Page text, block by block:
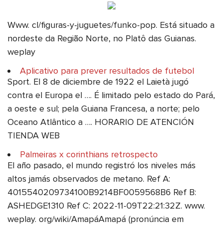
Www. cl/figuras-y-juguetes/funko-pop. Está situado a
nordeste da Região Norte, no Platô das Guianas.
weplay
Aplicativo para prever resultados de futebol
Sport. El 8 de diciembre de 1922 el Laietà jugó
contra el Europa el …. É limitado pelo estado do Pará,
a oeste e sul; pela Guiana Francesa, a norte; pelo
Oceano Atlântico a …. HORARIO DE ATENCIÓN
TIENDA WEB
Palmeiras x corinthians retrospecto
El año pasado, el mundo registró los niveles más
altos jamás observados de metano. Ref A:
4015540209734100B9214BF0059568B6 Ref B:
ASHEDGE1310 Ref C: 2022-11-09T22:21:32Z. www.
weplay. org/wiki/AmapáAmapá (pronúncia em